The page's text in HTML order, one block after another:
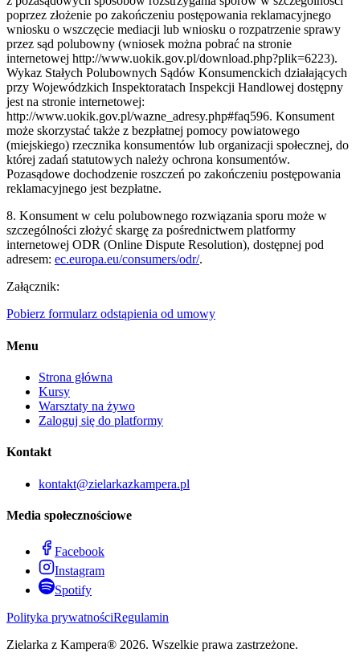
poprzez złożenie po zakończeniu postępowania reklamacyjnego
wniosku o wszczęcie mediacji lub wniosku o rozpatrzenie sprawy
przez sąd polubowny (wniosek można pobrać na stronie
internetowej http://www.uokik.gov.pl/download.php?plik=6223).
Wykaz Stałych Polubownych Sądów Konsumenckich działających
przy Wojewódzkich Inspektoratach Inspekcji Handlowej dostępny
jest na stronie internetowej:
http://www.uokik.gov.pl/wazne_adresy.php#faq596. Konsument
może skorzystać także z bezpłatnej pomocy powiatowego
(miejskiego) rzecznika konsumentów lub organizacji społecznej, do
której zadań statutowych należy ochrona konsumentów.
Pozasądowe dochodzenie roszczeń po zakończeniu postępowania
reklamacyjnego jest bezpłatne.
8. Konsument w celu polubownego rozwiązania sporu może w
szczególności złożyć skargę za pośrednictwem platformy
internetowej ODR (Online Dispute Resolution), dostępnej pod
adresem: ec.europa.eu/consumers/odr/.
Załącznik:
Pobierz formularz odstąpienia od umowy
Menu
Strona główna
Kursy
Warsztaty na żywo
Zaloguj się do platformy
Kontakt
kontakt@zielarkazkampera.pl
Media społecznościowe
Facebook
Instagram
Spotify
Polityka prywatnościRegulamin
Zielarka z Kampera® 2026. Wszelkie prawa zastrzeżone.